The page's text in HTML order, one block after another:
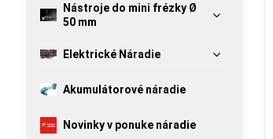
Nástroje do mini frézky Ø
50 mm
Elektrické Náradie
Akumulátorové náradie
Novinky v ponuke náradie